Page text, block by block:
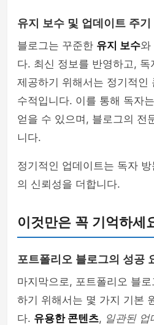
유지 보수 및 업데이트 주기
블로그는 꾸준한 유지 보수와
다. 최신 정보를 반영하고,
제공하기 위해서는 정기적인
수적입니다. 이를 통해 독자
얻을 수 있으며, 블로그의 전
니다.
정기적인 업데이트는 독자
의 신뢰성을 더합니다.
이것만은 꼭 기억하세
포트폴리오 블로그의 성공
마지막으로, 포트폴리오 블
하기 위해서는 몇 가지 기본
다. 유용한 콘텐츠, 일관된 업